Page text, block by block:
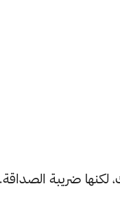
لكنها ضريبة الصداقة.